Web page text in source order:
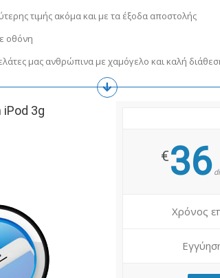
τιμής ακόμα και με τα έξοδα αποστολής
οθόνη
μας ανθρώπινα με χαμόγελο και καλή
3g
€36
Χρόνος